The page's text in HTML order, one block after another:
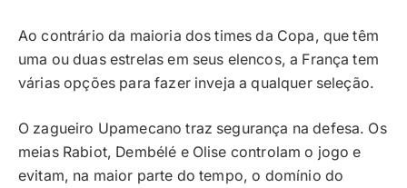
Ao contrário da maioria dos times da Copa, que têm
uma ou duas estrelas em seus elencos, a França tem
várias opções para fazer inveja a qualquer seleção.
O zagueiro Upamecano traz segurança na defesa. Os
meias Rabiot, Dembélé e Olise controlam o jogo e
evitam, na maior parte do tempo, o domínio do